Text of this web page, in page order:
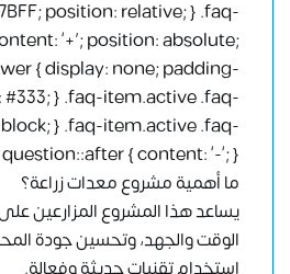
position: relative; } .faq-
‘+’; position: absolute;
{ display: none; padding-
#333; } .faq-item.active .faq-
} .faq-item.active .faq-
question::after { content: ‘-‘; }
ما أهمية مشروع معدات زراعة؟
يساعد هذا المشروع المزارعين على
الوقت والجهد، وتحسين جودة